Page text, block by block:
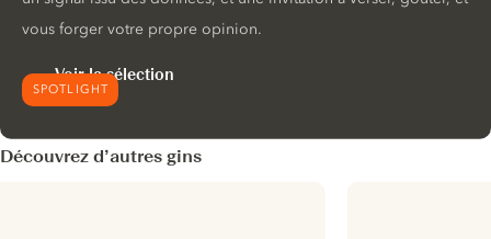
SPOTLIGHT
vous forger votre propre opinion.
Voir la sélection
Découvrez d’autres gins